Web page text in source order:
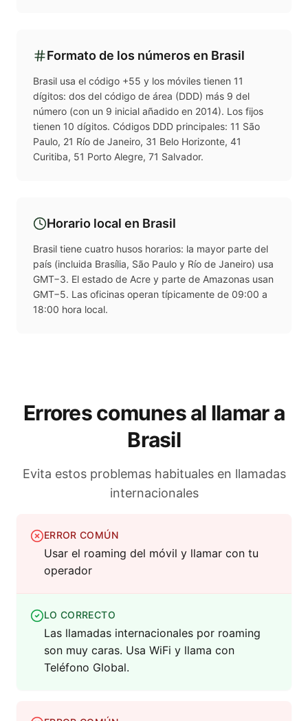
Formato de los números en Brasil
Brasil usa el código +55 y los móviles tienen 11
dígitos: dos del código de área (DDD) más 9 del
número (con un 9 inicial añadido en 2014). Los fijos
tienen 10 dígitos. Códigos DDD principales: 11 São
Paulo, 21 Río de Janeiro, 31 Belo Horizonte, 41
Curitiba, 51 Porto Alegre, 71 Salvador.
Horario local en Brasil
Brasil tiene cuatro husos horarios: la mayor parte del
país (incluida Brasília, São Paulo y Río de Janeiro) usa
GMT−3. El estado de Acre y parte de Amazonas usan
GMT−5. Las oficinas operan típicamente de 09:00 a
18:00 hora local.
Errores comunes al llamar a
Brasil
Evita estos problemas habituales en llamadas
internacionales
ERROR COMÚN
Usar el roaming del móvil y llamar con tu
operador
LO CORRECTO
Las llamadas internacionales por roaming
son muy caras. Usa WiFi y llama con
Teléfono Global.